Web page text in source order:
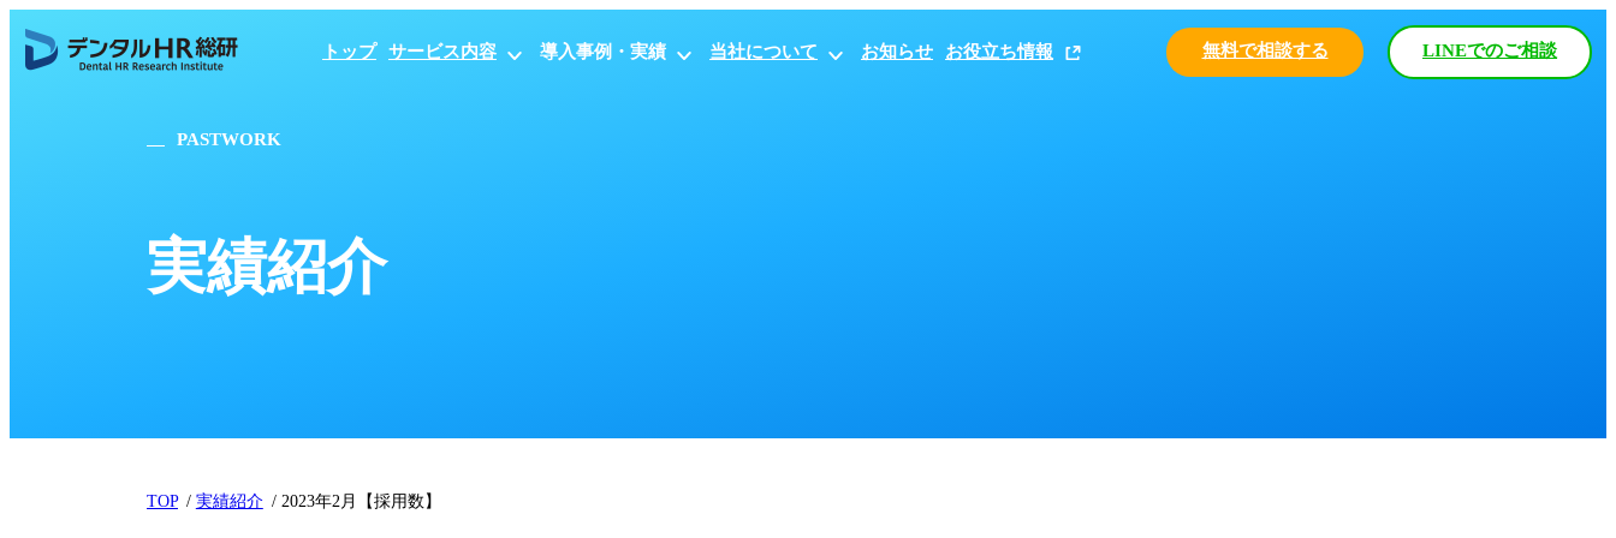
トップ サービス内容 導入事例・実績 当社について お知らせ お役立ち情報 無料で相談する LINEでのご相談
PASTWORK
実績紹介
TOP 実績紹介 2023年2月【採用数】